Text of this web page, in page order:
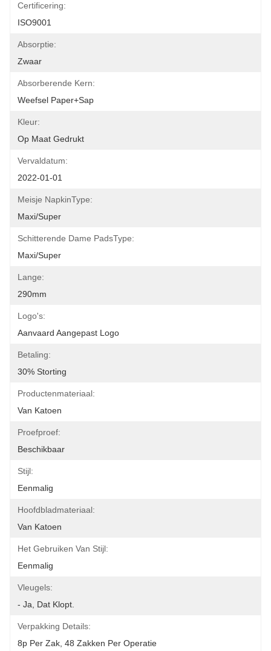
Certificering:
ISO9001
Absorptie:
Zwaar
Absorberende Kern:
Weefsel Paper+Sap
Kleur:
Op Maat Gedrukt
Vervaldatum:
2022-01-01
Meisje NapkinType:
Maxi/Super
Schitterende Dame PadsType:
Maxi/Super
Lange:
290mm
Logo's:
Aanvaard Aangepast Logo
Betaling:
30% Storting
Productenmateriaal:
Van Katoen
Proefproef:
Beschikbaar
Stijl:
Eenmalig
Hoofdbladmateriaal:
Van Katoen
Het Gebruiken Van Stijl:
Eenmalig
Vleugels:
- Ja, Dat Klopt.
Verpakking Details:
8p Per Zak, 48 Zakken Per Operatie